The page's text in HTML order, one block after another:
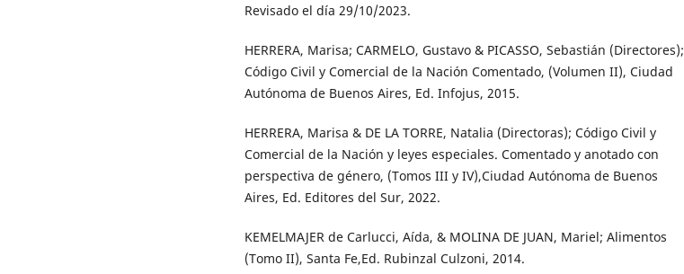
Revisado el día 29/10/2023.
HERRERA, Marisa; CARMELO, Gustavo & PICASSO, Sebastián (Directores);
Código Civil y Comercial de la Nación Comentado, (Volumen II), Ciudad
Autónoma de Buenos Aires, Ed. Infojus, 2015.
HERRERA, Marisa & DE LA TORRE, Natalia (Directoras); Código Civil y
Comercial de la Nación y leyes especiales. Comentado y anotado con
perspectiva de género, (Tomos III y IV),Ciudad Autónoma de Buenos
Aires, Ed. Editores del Sur, 2022.
KEMELMAJER de Carlucci, Aída, & MOLINA DE JUAN, Mariel; Alimentos
(Tomo II), Santa Fe,Ed. Rubinzal Culzoni, 2014.